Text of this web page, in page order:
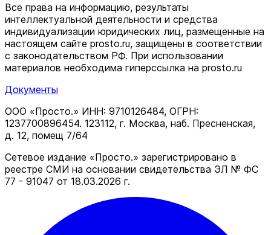
Все права на информацию, результаты
интеллектуальной деятельности и средства
индивидуализации юридических лиц, размещенные на
настоящем сайте prosto.ru, защищены в соответствии
c законодательством РФ. При использовании
материалов необходима гиперссылка на prosto.ru
Документы
ООО «Просто.» ИНН: 9710126484, ОГРН:
1237700896454. 123112, г. Москва, наб. Пресненская,
д. 12, помещ 7/64
Сетевое издание «Просто.» зарегистрировано в
реестре СМИ на основании свидетельства ЭЛ № ФС
77 - 91047 от 18.03.2026 г.